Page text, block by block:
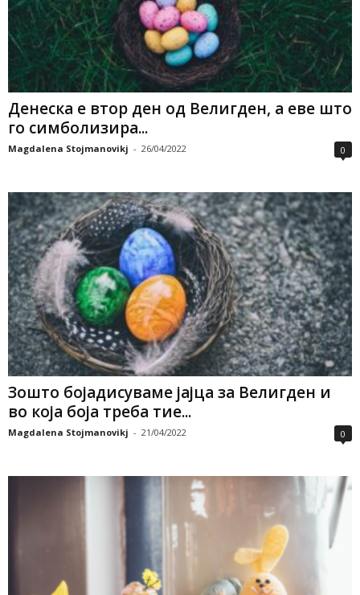
Денеска е втор ден од Велигден, а еве што
го симболизира...
Magdalena Stojmanovikj - 26/04/2022 0
Зошто бојадисуваме јајца за Велигден и
во која боја треба тие...
Magdalena Stojmanovikj - 21/04/2022 0